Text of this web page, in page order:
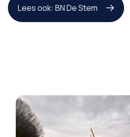
Lees ook: BN De Stem